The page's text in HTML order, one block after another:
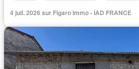
4 juil. 2026 sur Figaro Immo - IAD FRANCE